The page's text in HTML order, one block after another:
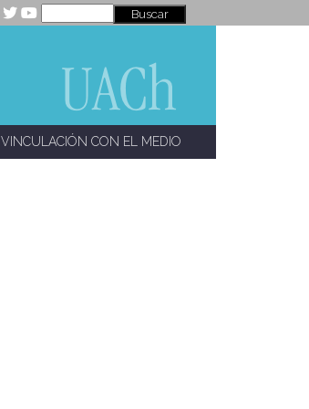
VINCULACIÓN CON EL MEDIO